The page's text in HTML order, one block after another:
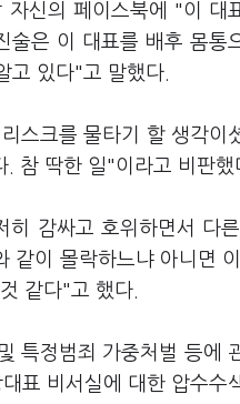
자신의 페이스북에 "이 대
은 이 대표를 배후 몸통
고 있다"고 말했다.
스크를 물타기 할 생각이
참 딱한 일"이라고 비판했
히 감싸고 호위하면서 다
같이 몰락하느냐 아니면
같다"고 했다.
특정범죄 가중처벌 등에
표 비서실에 대한 압수수